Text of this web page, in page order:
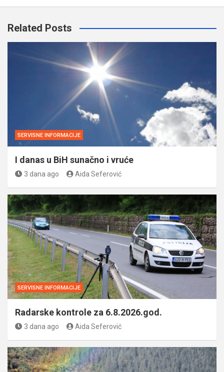
Related Posts
SERVISNE INFORMACIJE
I danas u BiH sunačno i vruće
3 dana ago Aida Seferović
SERVISNE INFORMACIJE
Radarske kontrole za 6.8.2026.god.
3 dana ago Aida Seferović